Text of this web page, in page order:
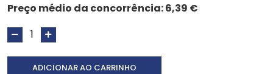
Preço médio da concorrência:6,39 €
ADICIONAR AO CARRINHO